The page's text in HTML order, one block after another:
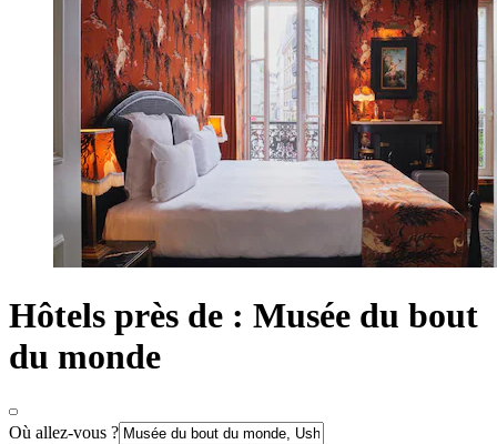
Hôtels près de : Musée du bout
du monde
Où allez-vous ?